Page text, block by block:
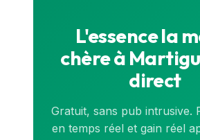
L'essence la
chère à
direct
Gratuit, sans pub intrusive.
en temps réel et gain réel